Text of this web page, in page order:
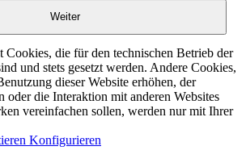
Weiter
Cookies, die für den technischen Betrieb der
und stets gesetzt werden. Andere Cookies,
dieser Website erhöhen, der
oder die Interaktion mit anderen Websites
vereinfachen sollen, werden nur mit Ihrer
Konfigurieren